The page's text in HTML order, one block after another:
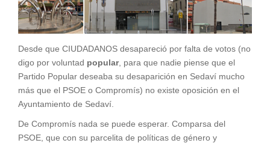
Desde que CIUDADANOS desapareció por falta de votos (no
digo por voluntad popular, para que nadie piense que el
Partido Popular deseaba su desaparición en Sedaví mucho
más que el PSOE o Compromís) no existe oposición en el
Ayuntamiento de Sedaví.
De Compromís nada se puede esperar. Comparsa del
PSOE, que con su parcelita de políticas de género y